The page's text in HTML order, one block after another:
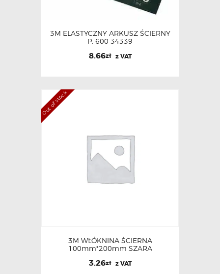
3M ELASTYCZNY ARKUSZ ŚCIERNY
P. 600 34339
8.66zł z VAT
Out of stock
3M WŁÓKNINA ŚCIERNA
100mm*200mm SZARA
3.26zł z VAT